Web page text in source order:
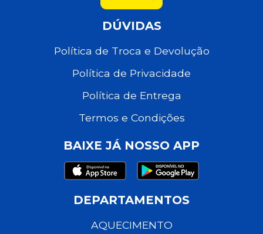
DÚVIDAS
Política de Troca e Devolução
Política de Privacidade
Política de Entrega
Termos e Condições
BAIXE JÁ NOSSO APP
DEPARTAMENTOS
AQUECIMENTO